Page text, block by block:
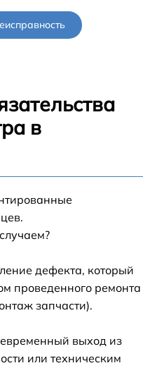
в
дефекта, который
проведенного ремонта
запчасти).
выход из
или техническим